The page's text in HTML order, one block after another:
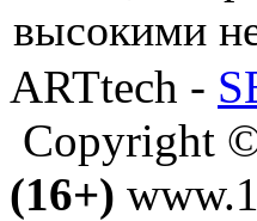
высокими
ARTtech -
Copyright
(16+)